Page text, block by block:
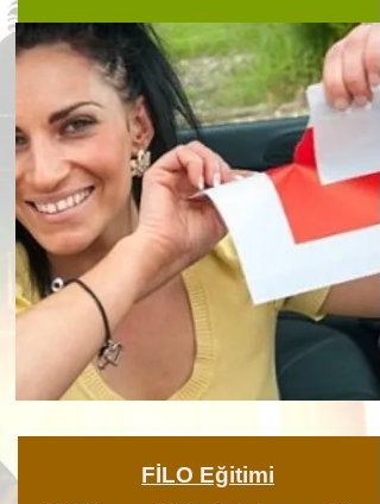
FİLO Eğitimi